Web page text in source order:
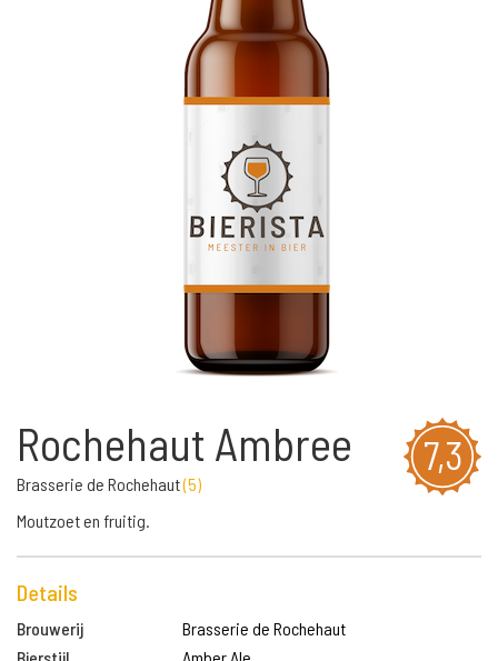
7,3
Rochehaut Ambree
Brasserie de Rochehaut(5)
Moutzoet en fruitig.
Details
Brouwerij
Brasserie de Rochehaut